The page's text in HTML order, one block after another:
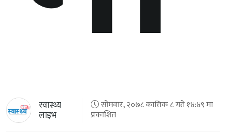
स्वास्थ्य
लाइभ
सोमवार, २०७८ कात्तिक ८ गते १४:४९ मा
प्रकाशित